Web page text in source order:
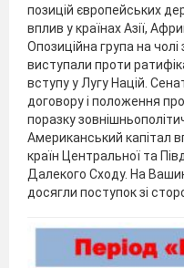
позицій європейських
вплив у країнах Азії,
Опозиційна група на
виступали проти
вступу у Лугу Націй.
договору і положення
поразку
Американський капітал
країн Центральної та
Далекого Сходу. На
досягли поступок зі